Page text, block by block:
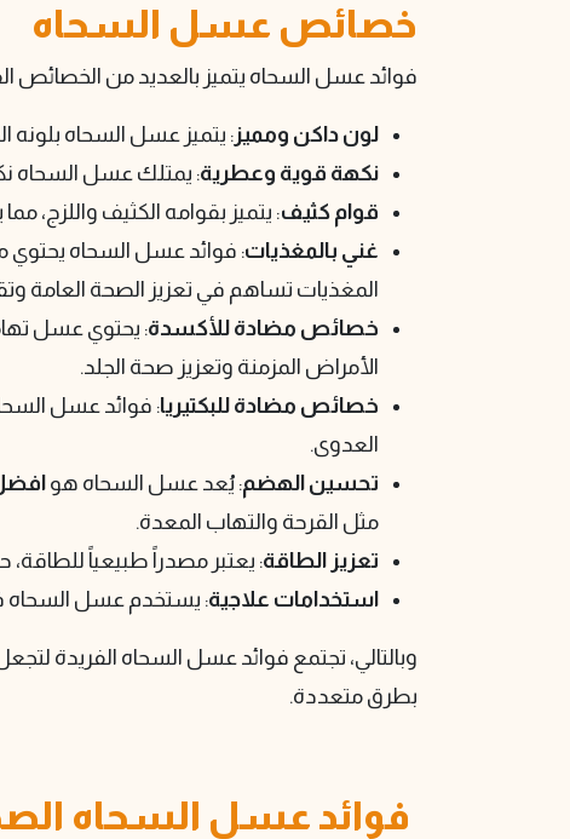
خصائص عسل السحاه
فوائد عسل السحاه يتميز بالعديد من الخصائص
لون داكن ومميز : يتميز عسل السحاه بلونه
نكهة قوية وعطرية: يمتلك عسل السحاه
قوام كثيف: يتميز بقوامه الكثيف واللزج،
غني بالمغذيات: فوائد عسل السحاه يحتوي
المغذيات تساهم في تعزيز الصحة العامة
خصائص مضادة للأكسدة: يحتوي عسل
الأمراض المزمنة وتعزيز صحة الجلد.
خصائص مضادة للبكتيريا: فوائد عسل
العدوى.
تحسين الهضم: يُعد عسل السحاه هو
مثل القرحة والتهاب المعدة.
تعزيز الطاقة: يعتبر مصدراً طبيعياً
استخدامات علاجية: يستخدم عسل السحاه في
وبالتالي، تجتمع فوائد عسل السحاه الفريدة
بطرق متعددة.
فوائد عسل السحاه